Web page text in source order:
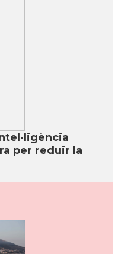
per reduir la